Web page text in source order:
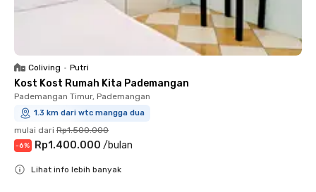
Coliving • Putri
Kost Kost Rumah Kita Pademangan
Pademangan Timur, Pademangan
1.3 km dari wtc mangga dua
mulai dari Rp1.500.000
-6% Rp1.400.000 /bulan
Lihat info lebih banyak